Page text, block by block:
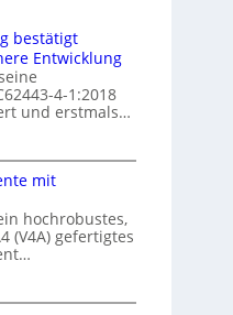
bestätigt
Entwicklung
4-1:2018
und erstmals…
mit
hochrobustes,
(V4A) gefertigtes